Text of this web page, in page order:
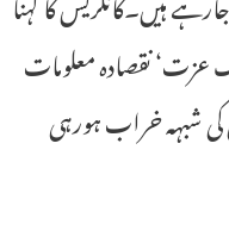
عزت‘ نقصادہ معلومات
شبہہ خراب ہورہی